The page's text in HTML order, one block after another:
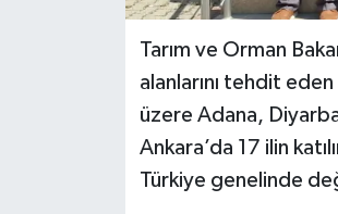
Tarım ve Orman
alanlarını tehdit
üzere Adana,
Ankara’da 17 ilin
Türkiye genelinde